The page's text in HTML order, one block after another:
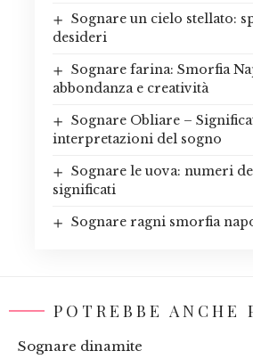
Sognare un cielo stellato:
desideri
Sognare farina: Smorfia
abbondanza e creatività
Sognare Obliare –
interpretazioni del sogno
Sognare le uova: numeri
significati
Sognare ragni smorfia
POTREBBE ANCHE
Sognare dinamite